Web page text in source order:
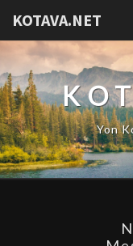
KOTAVA.NET
Yon